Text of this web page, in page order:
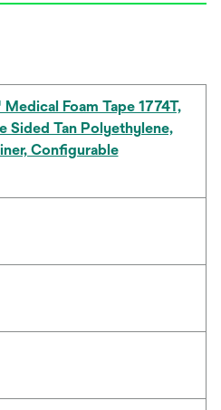
Foam Tape 1774T,
Sided Tan Polyethylene,
Configurable